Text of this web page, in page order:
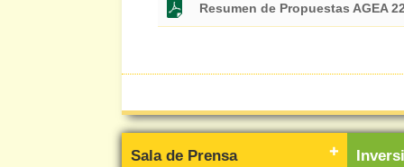
Resumen de Propuestas AGEA
Sala de Prensa